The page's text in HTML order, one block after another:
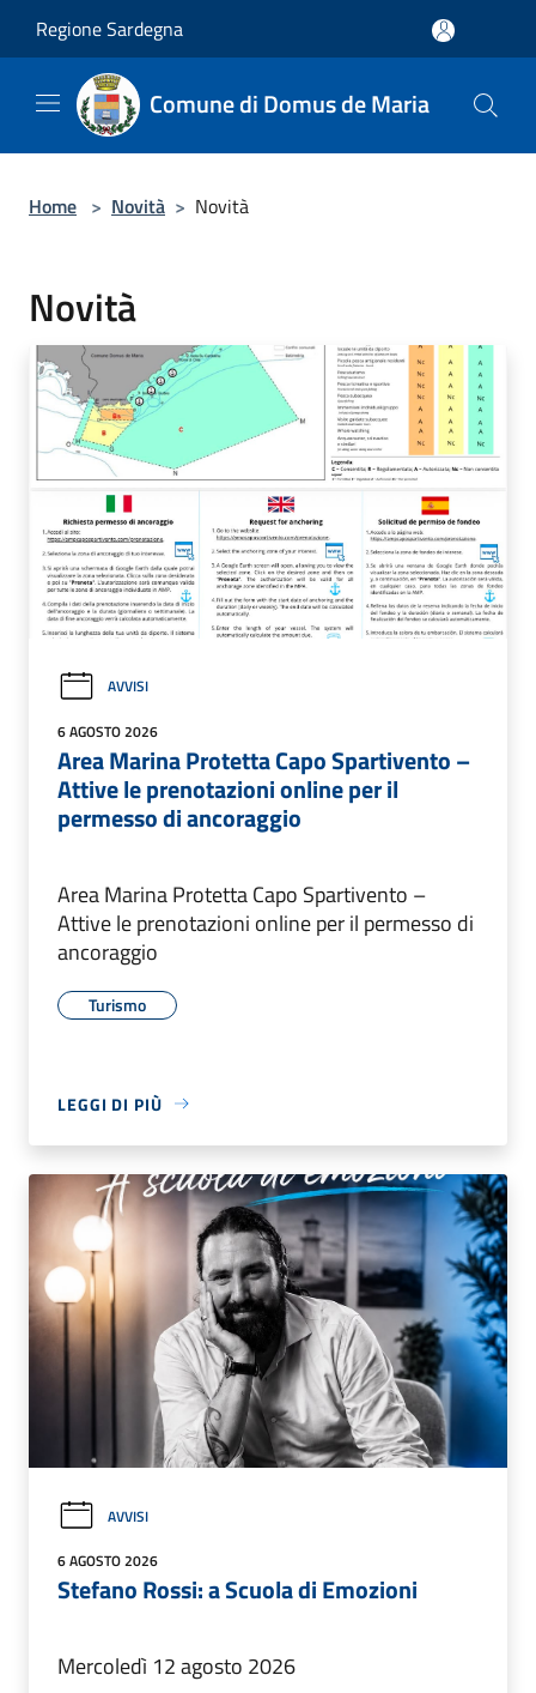
Regione Sardegna
Comune di Domus de Maria
Home > Novità > Novità
Novità
AVVISI
6 AGOSTO 2026
Area Marina Protetta Capo Spartivento –
Attive le prenotazioni online per il
permesso di ancoraggio
Area Marina Protetta Capo Spartivento –
Attive le prenotazioni online per il permesso di
ancoraggio
Turismo
LEGGI DI PIÙ
AVVISI
6 AGOSTO 2026
Stefano Rossi: a Scuola di Emozioni
Mercoledì 12 agosto 2026